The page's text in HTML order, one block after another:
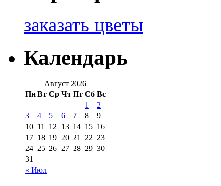
заказать цветы
Календарь
Август 2026
Пн Вт Ср Чт Пт Сб Вс
« Июл
1
2
3
4 5 6 7 8
9
10 11 12 13 14 15 16
17 18 19 20 21 22 23
24 25 26 27 28 29 30
31